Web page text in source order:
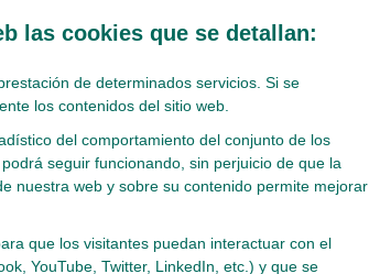
las cookies que se detallan:
de determinados servicios. Si se
los contenidos del sitio web.
del comportamiento del conjunto de los
seguir funcionando, sin perjuicio de que la
nuestra web y sobre su contenido permite mejorar
que los visitantes puedan interactuar con el
YouTube, Twitter, LinkedIn, etc.) y que se